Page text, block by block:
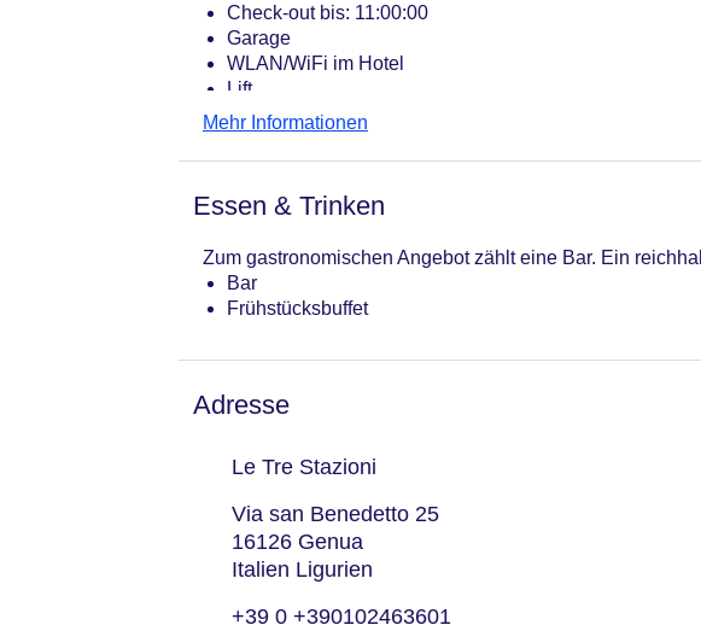
Check-out bis: 11:00:00
Garage
WLAN/WiFi im Hotel
Lift
Anzahl der Aufzüge: 1
Gesamtanzahl der Zimmer: 19
Mehr Informationen
Essen & Trinken
Zum gastronomischen Angebot zählt eine Bar. Ein
Bar
Frühstücksbuffet
Adresse
Le Tre Stazioni
Via san Benedetto 25
16126 Genua
Italien Ligurien
+39 0 +390102463601